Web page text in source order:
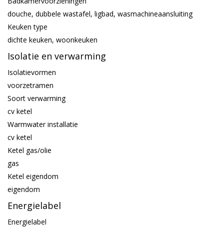
douche, dubbele wastafel, ligbad, wasmachineaansluiting
Keuken type
dichte keuken, woonkeuken
Isolatie en verwarming
Isolatievormen
voorzetramen
Soort verwarming
cv ketel
Warmwater installatie
cv ketel
Ketel gas/olie
gas
Ketel eigendom
eigendom
Energielabel
Energielabel